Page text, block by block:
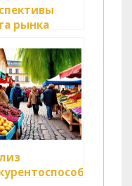
рынка